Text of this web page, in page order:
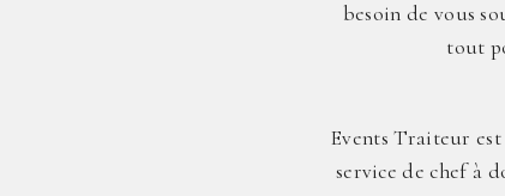
besoin de vous
tout
Events Traiteur
service de chef à